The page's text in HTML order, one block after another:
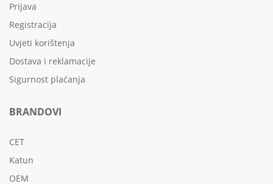
Prijava
Registracija
Uvjeti korištenja
Dostava i reklamacije
Sigurnost plaćanja
BRANDOVI
CET
Katun
OEM